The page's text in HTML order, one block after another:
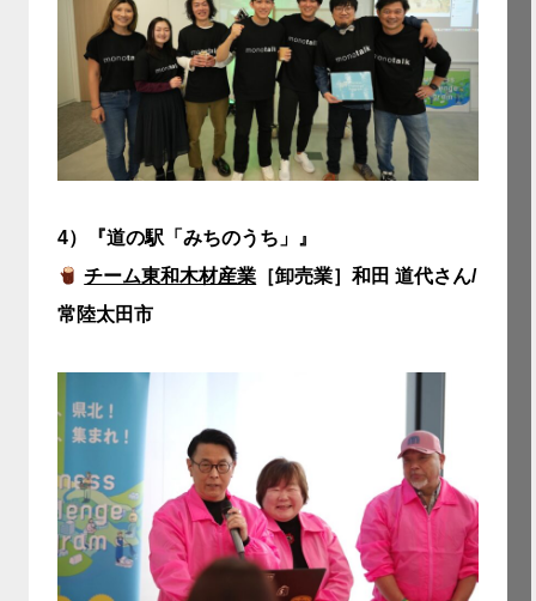
4）『道の駅「みちのうち」』
チーム東和木材産業 ［卸売業］和田 道代さん/
常陸太田市